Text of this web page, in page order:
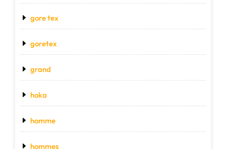
gore tex
goretex
grand
hoka
homme
hommes